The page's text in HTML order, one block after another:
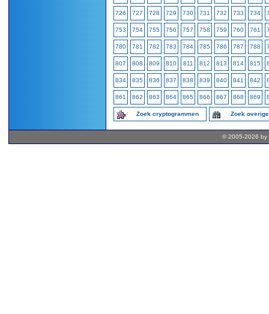
726 727 728 729 730 731 732 733 734
753 754 755 756 757 758 759 760 761
780 781 782 783 784 785 786 787 788
807 808 809 810 811 812 813 814 815
834 835 836 837 838 839 840 841 842
861 862 863 864 865 866 867 868 869
Zoek cryptogrammen Zoek
© 2005-2026 by